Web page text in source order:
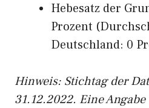
Hebesatz der
Prozent
Deutschland: 0
Hinweis: Stichtag der
31.12.2022. Eine